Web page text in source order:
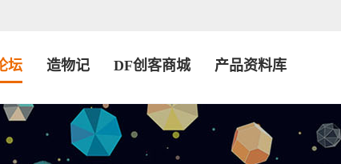
坛 造物记 DF创客商城 产品资料库